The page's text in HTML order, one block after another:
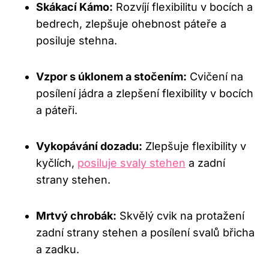
Skákací Kámo: Rozvíjí flexibilitu v bocích a
bedrech, zlepšuje ohebnost páteře a
posiluje stehna.
Vzpor s úklonem a stočením: Cvičení na
posílení jádra a zlepšení flexibility v bocích
a páteři.
Vykopávání dozadu: Zlepšuje flexibility v
kyčlích, posiluje svaly stehen a zadní
strany stehen.
Mrtvý chrobák: Skvělý cvik na protažení
zadní strany stehen a posílení svalů břicha
a zadku.